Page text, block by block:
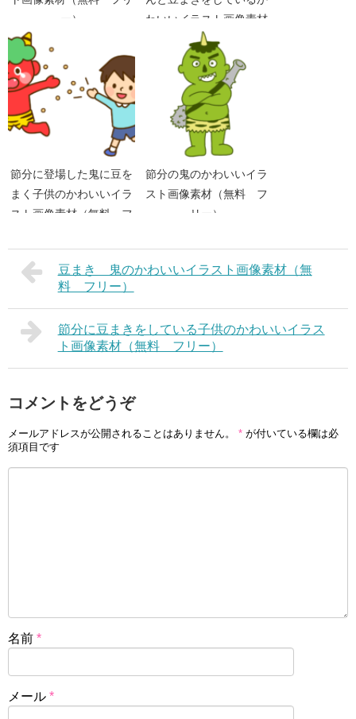
ー）
わいいイラスト画像素材
（無料 フリー）
節分に登場した鬼に豆を
まく子供のかわいいイラ
スト画像素材（無料 フ
節分の鬼のかわいいイラ
スト画像素材（無料 フ
リー）
豆まき 鬼のかわいいイラスト画像素材（無
料 フリー）
節分に豆まきをしている子供のかわいいイラス
ト画像素材（無料 フリー）
コメントをどうぞ
メールアドレスが公開されることはありません。 * が付いている欄は必
須項目です
名前 *
メール *